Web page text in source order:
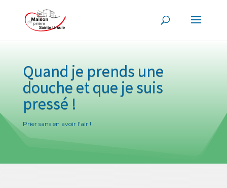
Quand je prends une
douche et que je suis
pressé !
Prier sans en avoir l'air !